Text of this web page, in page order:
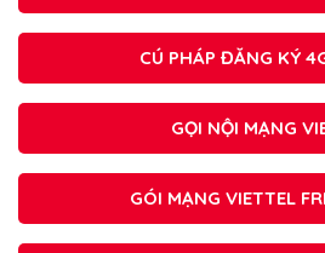
CÚ PHÁP ĐĂNG KÝ
GỌI NỘI MẠNG
GÓI MẠNG VIETTEL